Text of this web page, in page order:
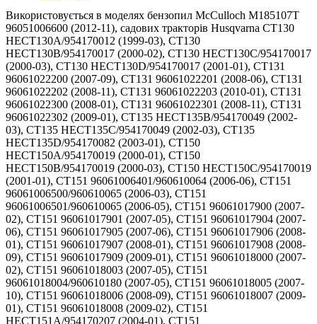
Використовується в моделях бензопил McCulloch M185107T 96051006600 (2012-11), садових тракторів Husqvarna CT130 HECT130A/954170012 (1999-03), CT130 HECT130B/954170017 (2000-02), CT130 HECT130C/954170017 (2000-03), CT130 HECT130D/954170017 (2001-01), CT131 96061022200 (2007-09), CT131 96061022201 (2008-06), CT131 96061022202 (2008-11), CT131 96061022203 (2010-01), CT131 96061022300 (2008-01), CT131 96061022301 (2008-11), CT131 96061022302 (2009-01), CT135 HECT135B/954170049 (2002-03), CT135 HECT135C/954170049 (2002-03), CT135 HECT135D/954170082 (2003-01), CT150 HECT150A/954170019 (2000-01), CT150 HECT150B/954170019 (2000-03), CT150 HECT150C/954170019 (2001-01), CT151 96061006401/960610064 (2006-06), CT151 96061006500/960610065 (2006-03), CT151 96061006501/960610065 (2006-05), CT151 96061017900 (2007-02), CT151 96061017901 (2007-05), CT151 96061017904 (2007-06), CT151 96061017905 (2007-06), CT151 96061017906 (2008-01), CT151 96061017907 (2008-01), CT151 96061017908 (2008-09), CT151 96061017909 (2009-01), CT151 96061018000 (2007-02), CT151 96061018003 (2007-05), CT151 96061018004/960610180 (2007-05), CT151 96061018005 (2007-10), CT151 96061018006 (2008-09), CT151 96061018007 (2009-01), CT151 96061018008 (2009-02), CT151 HECT151A/954170207 (2004-01), CT151 HECT151B/954170207 (2004-06), CT151 HECT151C/954170207 (2004-06), CT160 HECT160A/954170020 (2000-02), CT160 HECT160B/954170020 (2000-03), CT160 HECT160D/954170020 (2001-01), CTH130 HECTH130A/954170018 (2000-03), CTH130 HECTH130B/954170018 (2000-03), CTH130 HECTH130C/954170018 (2001-02), CTH130 HECTH130D/954170018 (2001-02), CTH135 HAUCTH135A/954170095 (2003-01), CTH135 HECTH135A/954170050 (2002-01), CTH135 HECTH135B/954170068 (2002-01), CTH135 HECTH135C/954170068 (2002-02), CTH135 HECTH135D/954170068 (2002-03), CTH135 HECTH135E/954170083 (2003-01), CTH140 TWIN (2008-08), CTH140 TWIN 96061018500 (2007-04), CTH140 TWIN 96061018501 (2007-05), CTH140 TWIN 96061018502 (2007-05), CTH140 TWIN 96061018503 (2007-10), CTH140 TWIN 96061018504 (2009-02), CTH140 TWIN 96061019200/960610192 (2007-06), CTH140 TWIN 96061019201/960610192 (2007-06), CTH140 TWIN 96061019202 (2007-09), CTH140 TWIN 96061019203 (2009-04), CTH140 TWIN 96061019204 (2008-09), CTH140XP 96061007100 (2006-01), CTH140XP 96061007101/960610071 (2006-06), CTH140XP 96061014300/960610143 (2006-04), CTH140XP 96061014301/960610143 (2006-06), CTH150 TWIN 96061018100 (2007-04), CTH150 TWIN 96061018101 (2008-07), CTH150 TWIN 96061018102 (2007-09), CTH150 TWIN 96061018103 (2008-09), CTH150 TWIN 96061018200 (2007-04), CTH150 TWIN 96061018201 (2007-05), CTH150 TWIN 96061018203 (2009-01), CTH150 TWIN 96061026000 (2010-01), CTH150 TWIN 96061026100 (2010-01), CTH150 XP 96061000200/954120211 (2005-01), CTH150 XP 96061006600 (2006-01), CTH150 XP HAUCT15H42A/954170090 (2003-01), CTH150 XP HECTH150KA/954170076 (2003-01), CTH150 XP HECTH150KB/954170076 (2003-01), CTH150 XP HECTH150KC/954170211 (2004-01), CTH150 XP HECTH150KD/954170211 (2004-06), CTH150 XP HECTH150KE/954170211 (2004-06), CTH150 96061018202 (2007-09), CTH151 XP HAUCT15H36A/954170096 (2004-01), CTH151 XP HAUCT15H36B/954170230 (2004-09), CTH151 XP HAUCT15H36C/954170230 (2004-09), CTH151 XP HAUCT15H36D/954170230 (2004-09), CTH151 XP HAUCT15H36F/954170230 (2005-04), CTH151 XP HAUCT15H36G/954170230 (2005-04), CTH151 XP HAUCT15H36H/954170230 (2005-05), CTH151 96061000300/954170208 (2005-01), CTH151 96061000301/954170208 (2005-04), CTH151 96061006800/960610068 (2006-03), CTH151 96061006801/960610068 (2006-06), CTH151 96061006901/960610069 (2006-05), CTH151 96061020400/960610204 (2007-05), CTH151 96061020401/960610204 (2007-04), CTH151 96061020402/960610204 (2007-05), CTH151 96061020403 (2007-05), CTH151 96061020404 (2008-01), CTH151 96061020405 (2008-11), CTH151 HAUCT15HK36A/954170229 (2004-09), CTH151 HAUCT15HK36B/954170229 (2004-09), CTH151 HAUCT15HK36C/954170229 (2004-09), CTH151 HAUCT15HK36E/954170229 (2005-01), CTH151 HAUCT15HK36F/954170229 (2005-04), CTH151 HECTH151A/954170208 (2004-01), CTH151 HECTH151B/954170208 (2004-06), CTH151 HECTH151C/954170208 (2004-06), CTH151 HECTH151D/954170208 (2004-06), CTH155 HECTH155A/954170051 (2002-01), CTH155 HECTH155B/954170069 (2002-03), CTH155 HECTH155C/954170069 (2002-03), CTH155 HECTH155D/954170084 (2003-01), CTH155 HECTH155E/954170084 (2003-01), CTH160 II HECTH1602B/954170022 (2000-02), CTH160 II HECTH1602C/954170022 (2001-02), CTH160 II HECTH1602E/954170022 (2001-02), CTH160 HECTH160B/954170013 (1999-03), CTH160 HECTH160C/954170021 (2010-06), CTH160 HECTH160D/954170021 (2000-02), CTH160 HECTH160E/954170021 (2001-02), CTH160 HECTH160F/954170021 (2001-02), CTH164 T 96051003100 (2011-11), CTH164 T 96051003200 (2011-11), CTH164 T 96051007500 (2012-12), CTH164 T 96051009400 (2013-06), CTH164 T 96051010700 (2013-07), CTH164T 96051007400 (2012-11), CTH170 HECTH170A/954170070 (2002-03), CTH170 HECTH170B/954170052 (2002-03), CTH171 96061000400/954170209 (2005-01), CTH171 96061007000/960610070 (2006-03), CTH171 96061007001/960610070 (2006-06), CTH171 96061018300 (2007-04), CTH171 96061018301 (2007-05), CTH171 96061018302 (2007-05), CTH171 96061018303 (2008-02), CTH171 96061018304 (2009-03), CTH171 96061018400 (2007-04), CTH171 96061018401 (2007-06), CTH171 96061018402 (2007-05), CTH171 96061018403 (2008-01), CTH171 96061018404 (2008-11), CTH171 96061018404 (2009-03), CTH171 HECTH171A/954170209 (2004-01), CTH171 HECTH171B/954170209 (2004-06), CTH171 HECTH171C/954170209 (2004-06), CTH171 HECTH171D/954170209 (2004-06), CTH172 96061000500/954170210 (2005-01), CTH172 96061000501/954170210 (2005-04), CTH172 96061007200 (2006-01), CTH172 96061007201/960610072 (2006-06), CTH172 HECTH172A/954170210 (2004-01), CTH172 HECTH172B/954170210 (2004-06), CTH172 HECTH172C/954170210 (2004-06), CTH172 HECTH172D/954170210 (2004-06), CTH1736 96061021600/960610216 (2007-04), CTH1736 96061021602 (2008-11), CTH1736 96061021603 (2009-03), CTH180 TWIN 96061018600 (2008-08), CTH180 TWIN 96061018601 (2007-04), CTH180 TWIN 96061018700 (2007-04), CTH180 TWIN 96061018701 (2007-05), CTH180 TWIN 96061018702/960610187 (2007-09), CTH180 XP 96061000600/954170212 (2005-01), CTH180 XP 96061000601/954170212 (2005-05), CTH180 XP 96061007400 (2006-01), CTH180 XP 96061007500/960610075 (2006-03), CTH180 XP HAUCT18H42A/954170091 (2003-01), CTH180 XP HAUCT18H42B/954170091 (2004-01), CTH180 XP HAUCT18H42C/954170231 (2004-09), CTH180 XP HAUCT18H42D/954170231 (2004-09), CTH180 XP HAUCT18H42E/954170231 (2004-09), CTH180 XP HAUCT18H42G/954170231 (2005-04), CTH180 XP HAUCT18H42H/954170231 (2005-05), CTH180 XP HECTH180KA/954170077 (2003-01), CTH180 XP HECTH180KB/954170077 (2003-01), CTH180 XP HECTH180KC/954170212 (2004-01), CTH180 XP HECTH180KD/954170212 (2004-09), CTH180 XP HECTH180KE/954170212 (2004-06), CTH182 T 96061031000 (2010-11), CTH182 T 96061031800 (2010-11), CTH184 T 96051003300 (2012-01), CTH184 T 96051003400 (2012-01), CTH184 T 96051007600 (2012-11), CTH184 T 96051007700 (2012-11), CTH184 T 96051009500 (2013-06), CTH184 T 96051010800 (2013-06), CTH191 96061000700/954170239 (2005-01), CTH191 96061000701/954170239 (2005-04), CTH191 96061007600/960610076 (2006-03), CTH191 96061007601/960610076 (2006-05), CTH191 96061007700 (2006-01), CTH191 96061007701/960610077 (2006-05), CTH191 96061018800 (2007-02), CTH191 96061018801 (2007-04), CTH191 96061018802 (2007-05), CTH191 96061018803 (2007-10), CTH191 96061018804 (2008-09), CTH191 96061018805 (2009-01), CTH191 96061018806 (2010-01), CTH191 96061018900 (2007-02), CTH191 96061018902 (2008-01), CTH191 96061018903 (2008-11), CTH191 96061018904 (2010-01), CTH192 96061030900 (2010-12), CTH192 96061031700 (2010-12), CTH194 96051002900 (2011-12), CTH194 96051002901 (2012-02), CTH194 96051002902 (2012-07), CTH194 96051003000 (2012-01), CTH194 96051003001 (2012-05), CTH194 96051009300 (2013-10), CTH194 96051010600 (2013-10), CTH200 TWIN 96061022601 (2008-09), CTH200 TWIN 96061022700 (2008-01), CTH200 TWIN 96061022701 (2008-11), CTH200 TWIN 96061026200 (2010-01), CTH200 TWIN 96061026300 (2010-01), CTH200 954170071 (2002-01), CTH200 HECTH200A/954170053 (2002-01), CTH200 HECTH200B/954170071 (2002-03), CTH200 HECTH200C/954170071 (2002-03), CTH2036 T 96061021702 (2008-11), CTH2036 T 96061021703 (2009-04), CTH2036 TWIN 96061021700/960610217 (2007-04), CTH2036 XP 96061015800 (2006-01), CTH204 T 96051005400 (2012-02), CTH210 XP 96061000800/954170213 (2005-01), CTH210 XP 96061000801/954170213 (2005-04), CTH210 XP 96061007800 (2006-01), CTH210 XP HECTH210KA/954170078 (2003-01), CTH210 XP HECTH210KB/954170213 (2004-01), CTH210 XP HECTH210KC/954170213 (2004-06), CTH210 XP HECTH210KD/954170213 (2004-06), CTH222 T 96061031100 (2010-11), CTH222 T 96061031900 (2010-11), CTH224 T 96051003500 (2012-02), CTH224 T 96051003501 (2012-03), CTH224 T 96051003600 (2012-02), CTH224 T 96051007800 (2012-11), CTH224 T 96051007900 (2012-11), CTH224 T 96051010900 (2013-10), CTH224 T96051009600 (2013-10), CTH224 TFI 96051008300 (2013-10), CTH224 TFI 96051011000 (2013-10), CTH2542 T 96061021801 (2008-11), CTH2542 T 96061021802 (2009-03), CTH2542 TWIN 96061021800/960610218 (2007-04), CTH2542 XP 96061015900 (2006-01), CTH2642 TE 96061030600 (2010-03), CTH2642 TE 96061030601 (2011-02), CTH2642 TE 96061033800 (2011-05), CTH2642 TR 96051012101 (2014-05), CTH2642 TRE 96051005700 (2012-04), CTH2642TR 96051012100 (2013-05), GT190 HEGT190A/954820051 (1996-01), GT200 954002012A (1995-06), GT200 HCGTK200A/954840001 (1996-01), GTH200 954001122VA/954001992 (1995-03), GTH200 954002022A (1995-05), GTH200 HC20VH50A/954002771 (1996-04), GTH2248 XP GTH2248 XPA/954567888 (2002-01), GTH2248 XP GTH2248 XPB/954567888 (2003-05), GTH2248 XP TH2248 XPC/954567888 (2003-07), GTH2350 GTHK2350A/954568540 (2002-07), GTH250 XP 96021000100/954170214 (2005-01), GTH250 XP HEGTH250KA/954170092 (2003-01), GTH250 XP HEGTH250KC/954170214 (2004-01), GTH250 XP HEGTH250KD/954170214 (2004-09), GTH2548 917279100/960230003 (2004-12), GTH2548 96023000300/960230003 (2005-05), GTH2548 LOGT25H48A/954572134 (2003-12), G